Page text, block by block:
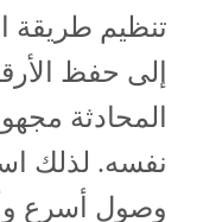
تنظيم طريقة
إلى حفظ
المحادثة
نفسه. لذلك
وصول أسرع